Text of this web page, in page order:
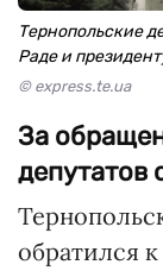
Тернопольские
Раде и
© express.te.ua
За
депутатов
обратился